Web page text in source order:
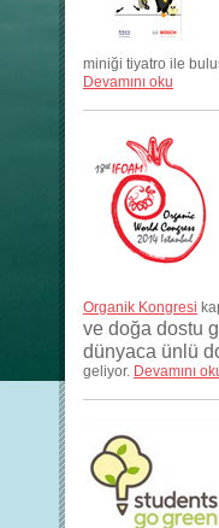
miniği tiyatro ile
Devamını oku
Organik Kongresi
ve doğa dostu
dünyaca ünlü
geliyor. Devamını